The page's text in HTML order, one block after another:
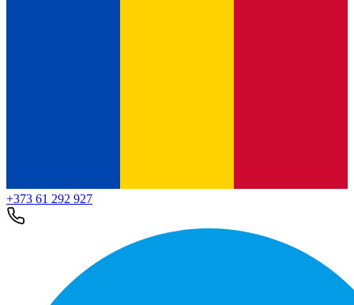
+373 61 292 927